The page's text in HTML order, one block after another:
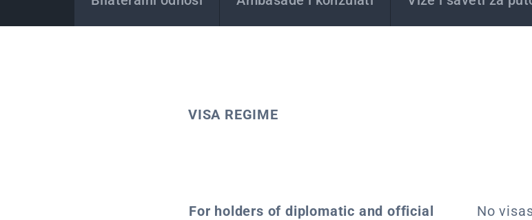
VISA REGIME
For holders of diplomatic and official
No